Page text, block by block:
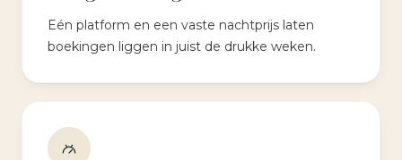
Eén platform en een vaste nachtprijs laten
boekingen liggen in juist de drukke weken.